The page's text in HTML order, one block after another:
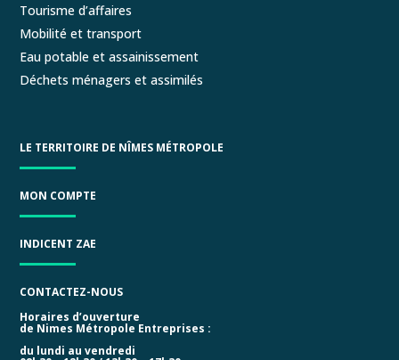
Tourisme d’affaires
Mobilité et transport
Eau potable et assainissement
Déchets ménagers et assimilés
LE TERRITOIRE DE NÎMES MÉTROPOLE
MON COMPTE
INDICENT ZAE
CONTACTEZ-NOUS
Horaires d’ouverture
de Nimes Métropole Entreprises :
du lundi au vendredi